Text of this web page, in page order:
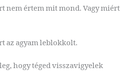
nem értem mit mond. Vagy miért
az agyam leblokkolt.
hogy téged visszavigyelek